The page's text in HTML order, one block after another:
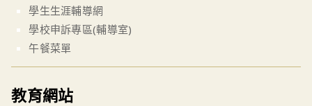
學生生涯輔導網
學校申訴專區(輔導室)
午餐菜單
教育網站